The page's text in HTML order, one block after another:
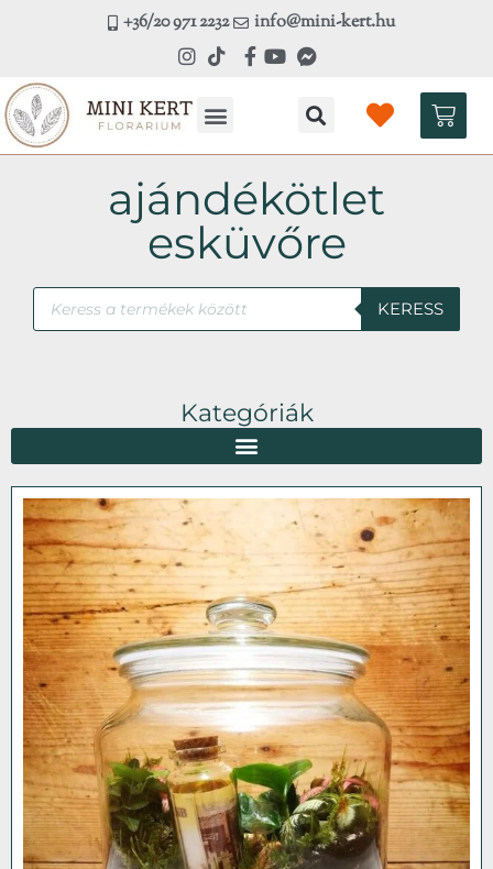
+36/20 971 2232 info@mini-kert.hu
ajándékötlet
esküvőre
Products
search
KERESS
Kategóriák